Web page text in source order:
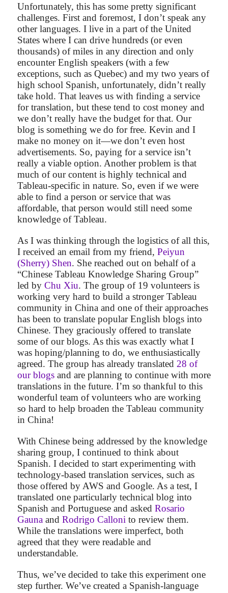
Unfortunately, this has some pretty significant
challenges. First and foremost, I don’t speak any
other languages. I live in a part of the United
States where I can drive hundreds (or even
thousands) of miles in any direction and only
encounter English speakers (with a few
exceptions, such as Quebec) and my two years of
high school Spanish, unfortunately, didn’t really
take hold. That leaves us with finding a service
for translation, but these tend to cost money and
we don’t really have the budget for that. Our
blog is something we do for free. Kevin and I
make no money on it—we don’t even host
advertisements. So, paying for a service isn’t
really a viable option. Another problem is that
much of our content is highly technical and
Tableau-specific in nature. So, even if we were
able to find a person or service that was
affordable, that person would still need some
knowledge of Tableau.
As I was thinking through the logistics of all this,
I received an email from my friend, Peiyun
(Sherry) Shen. She reached out on behalf of a
“Chinese Tableau Knowledge Sharing Group”
led by Chu Xiu. The group of 19 volunteers is
working very hard to build a stronger Tableau
community in China and one of their approaches
has been to translate popular English blogs into
Chinese. They graciously offered to translate
some of our blogs. As this was exactly what I
was hoping/planning to do, we enthusiastically
agreed. The group has already translated 28 of
our blogsand are planning to continue with more
translations in the future. I’m so thankful to this
wonderful team of volunteers who are working
so hard to help broaden the Tableau community
in China!
With Chinese being addressed by the knowledge
sharing group, I continued to think about
Spanish. I decided to start experimenting with
technology-based translation services, such as
those offered by AWS and Google. As a test, I
translated one particularly technical blog into
Spanish and Portuguese and asked Rosario
Gaunaand Rodrigo Callonito review them.
While the translations were imperfect, both
agreed that they were readable and
understandable.
Thus, we’ve decided to take this experiment one
step further. We’ve created a Spanish-language